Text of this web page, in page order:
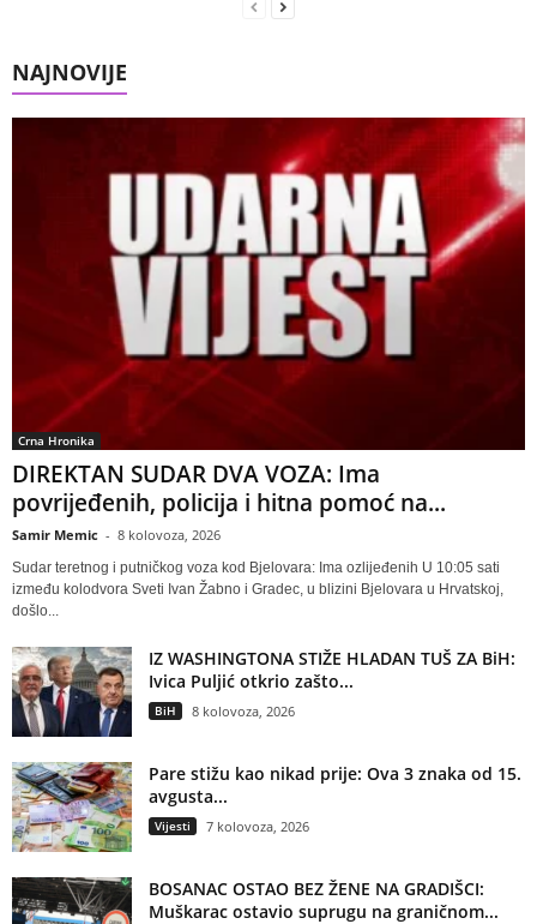
NAJNOVIJE
Crna Hronika
DIREKTAN SUDAR DVA VOZA: Ima
povrijeđenih, policija i hitna pomoć na...
Samir Memic - 8 kolovoza, 2026
Sudar teretnog i putničkog voza kod Bjelovara: Ima ozlijeđenih U 10:05 sati
između kolodvora Sveti Ivan Žabno i Gradec, u blizini Bjelovara u Hrvatskoj,
došlo...
IZ WASHINGTONA STIŽE HLADAN TUŠ ZA BiH:
Ivica Puljić otkrio zašto...
BiH 8 kolovoza, 2026
Pare stižu kao nikad prije: Ova 3 znaka od 15.
avgusta...
Vijesti 7 kolovoza, 2026
BOSANAC OSTAO BEZ ŽENE NA GRADIŠCI:
Muškarac ostavio suprugu na graničnom...